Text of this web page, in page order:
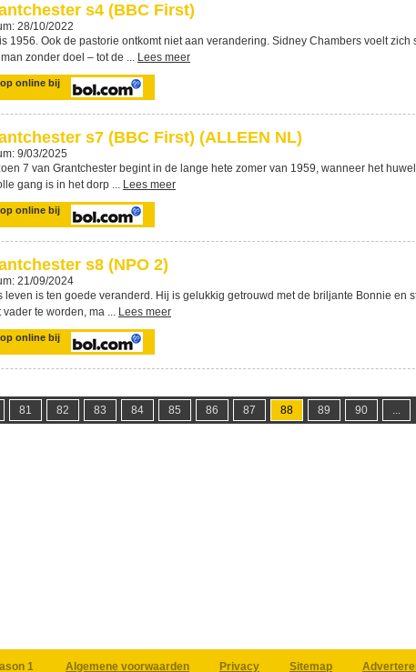
s4 (BBC First)
28/10/2022
1956. Ook de pastorie ontkomt niet aan verandering. Sidney Chambers voelt zich
zonder doel – tot de ... Lees meer
online bij
s7 (BBC First) (ALLEEN NL)
9/03/2025
7 van Grantchester begint in de lange hete zomer van 1959, wanneer het
gang is in het dorp ... Lees meer
online bij
s8 (NPO 2)
21/09/2024
leven is ten goede veranderd. Hij is gelukkig getrouwd met de briljante Bonnie en
vader te worden, ma ... Lees meer
online bij
81 82 83 84 85 86 87 88 89 90 ...
1 Algemene voorwaarden Privacy Sitemap